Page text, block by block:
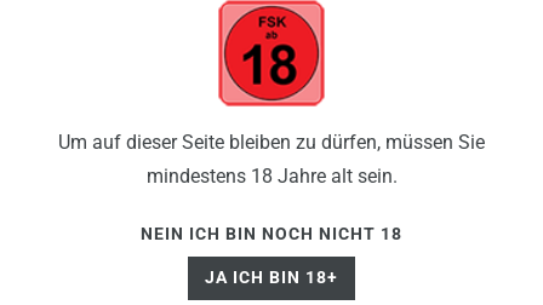
REVOLTAGE
Um auf dieser Seite bleiben zu dürfen, müssen Sie
mindestens 18 Jahre alt sein.
NEIN ICH BIN NOCH NICHT 18
JA ICH BIN 18+